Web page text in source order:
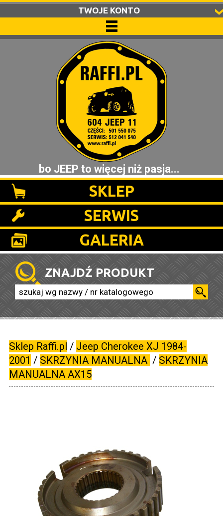
TWOJE KONTO
bo JEEP to więcej niż pasja...
SKLEP
SERWIS
GALERIA
ZNAJDŹ PRODUKT
Sklep Raffi.pl / Jeep Cherokee XJ 1984-
2001 / SKRZYNIA MANUALNA / SKRZYNIA
MANUALNA AX15